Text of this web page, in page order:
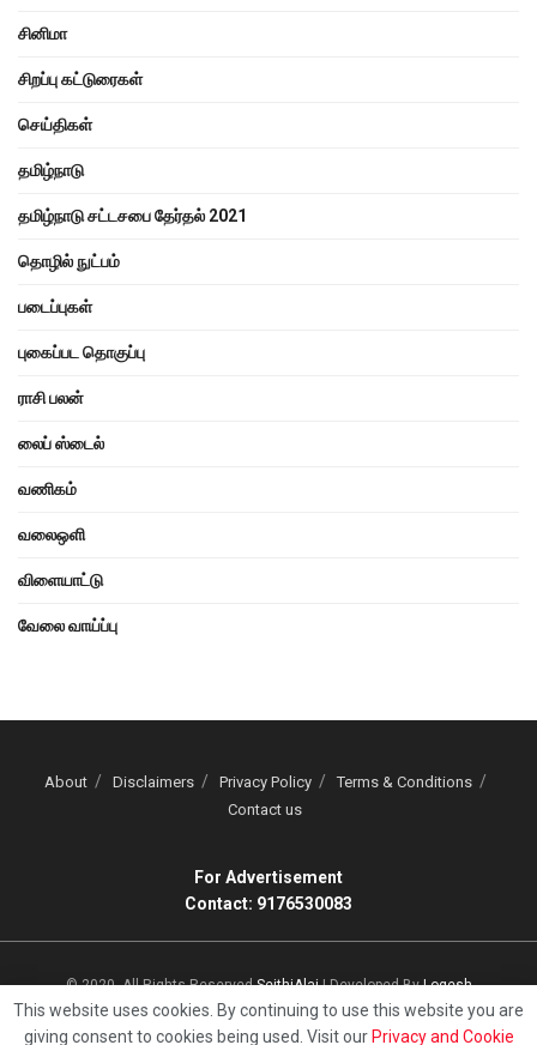
சினிமா
சிறப்பு கட்டுரைகள்
செய்திகள்
தமிழ்நாடு
தமிழ்நாடு சட்டசபை தேர்தல் 2021
தொழில் நுட்பம்
படைப்புகள்
புகைப்பட தொகுப்பு
ராசி பலன்
லைப் ஸ்டைல்
வணிகம்
வலைஒளி
விளையாட்டு
வேலை வாய்ப்பு
About Disclaimers Privacy Policy
Terms & Conditions
Contact us
For Advertisement
Contact: 9176530083
© 2020, All Rights ReservedSeithiAlai| Developed ByLogesh
This website uses cookies. By continuing to use this website you are
giving consent to cookies being used. Visit our Privacy and Cookie